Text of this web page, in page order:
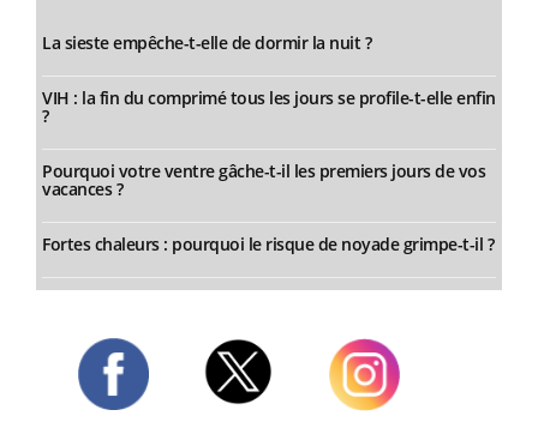
La sieste empêche-t-elle de dormir la nuit ?
VIH : la fin du comprimé tous les jours se profile-t-elle enfin
?
Pourquoi votre ventre gâche-t-il les premiers jours de vos
vacances ?
Fortes chaleurs : pourquoi le risque de noyade grimpe-t-il ?